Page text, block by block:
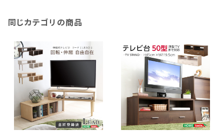
同じカテゴリの商品